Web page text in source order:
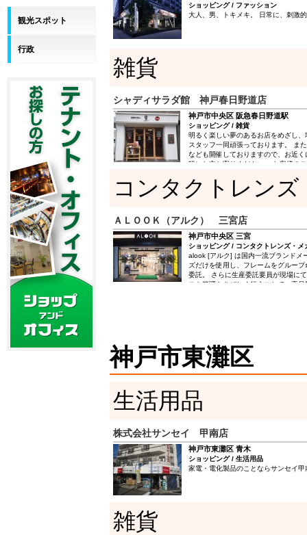
観光スポット
行政
ショッピング / ファッション
大人、男、トキメキ。 日常に、刺激
雑貨
シャディサラダ館 神戸春日野道店
神戸市中央区 阪急春日野道駅
ショッピング / 雑貨
明るく楽しい夢のあるお店をめざし
スタッフ一同頑張っております。 ま
なども開催しておりますので、お近
軽にお立ち寄りください。 お客様の
コンタクトレンズ
ＡＬＯＯＫ（アルク） 三宮店
神戸市中央区 三宮
ショッピング / コンタクトレンズ・メ
alook [アルク] は国内一流ブランドメ
ズだけを使用し、フレームをグルー
委託。 さらに生産委託要員が現場に
スト管理をきびしく行うことで、高
指しています。その中でも特に力を
モデルリリース。四季で着る服のカ
替わるように「メガネ」も服に合わ
すが、生活における様々なシーンに
クなら当然のことと言えるでしょう。
神戸市東灘区
生活用品
株式会社サンセイ 甲南店
神戸市東灘区 青木
ショッピング / 生活用品
家電・電化製品のことならサンセイ甲
雑貨